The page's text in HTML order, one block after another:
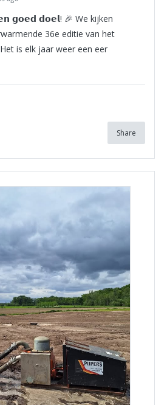
𝗴𝗼𝗲𝗱 𝗱𝗼𝗲𝗹! 🎉 We kijken
36e editie van het
is elk jaar weer een eer
Share